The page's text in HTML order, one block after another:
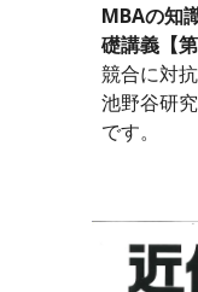
MBAの知
礎講義【第
競合に対
池野谷研
です。